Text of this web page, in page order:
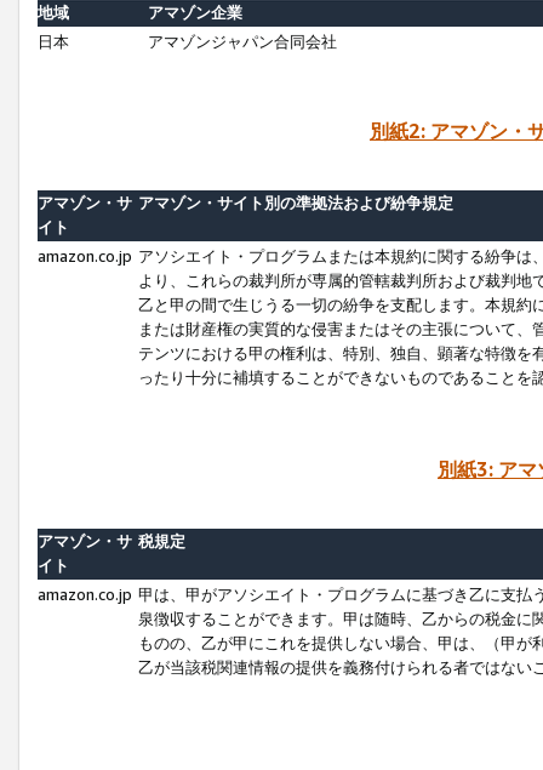
地域
アマゾン企業
日本
アマゾンジャパン合同会社
別紙2: アマゾン・
アマゾン・サ
イト
アマゾン・サイト別の準拠法および紛争規定
amazon.co.jp アソシエイト・プログラムまたは本規約に関する紛争
より、これらの裁判所が専属的管轄裁判所および裁判
乙と甲の間で生じうる一切の紛争を支配します。本規
または財産権の実質的な侵害またはその主張について
テンツにおける甲の権利は、特別、独自、顕著な特徴
ったり十分に補填することができないものであることを
別紙3: ア
アマゾン・サ
イト
税規定
amazon.co.jp 甲は、甲がアソシエイト・プログラムに基づき乙に支
泉徴収することができます。甲は随時、乙からの税金
ものの、乙が甲にこれを提供しない場合、甲は、（甲
乙が当該税関連情報の提供を義務付けられる者ではな